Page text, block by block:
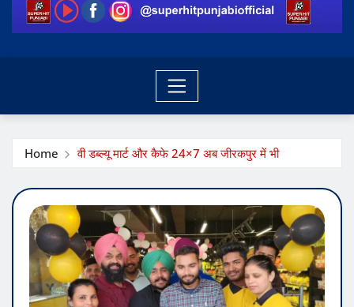
Home वी डब्ल्यू मार्ट और कैफे 24×7 अब जीरकपुर में भी